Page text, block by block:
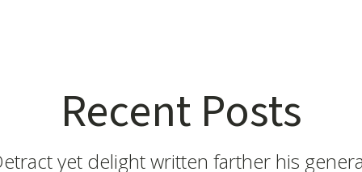
Recent Posts
yet delight written farther his